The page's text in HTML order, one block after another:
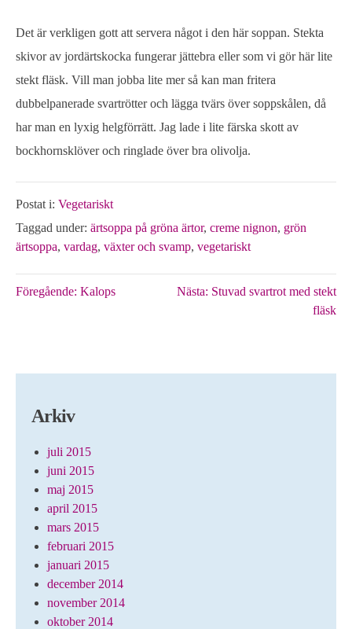
Det är verkligen gott att servera något i den här soppan. Stekta
skivor av jordärtskocka fungerar jättebra eller som vi gör här lite
stekt fläsk. Vill man jobba lite mer så kan man fritera
dubbelpanerade svartrötter och lägga tvärs över soppskålen, då
har man en lyxig helgförrätt. Jag lade i lite färska skott av
bockhornsklöver och ringlade över bra olivolja.
Postat i: Vegetariskt
Taggad under: ärtsoppa på gröna ärtor, creme nignon, grön
ärtsoppa, vardag, växter och svamp, vegetariskt
Inläggsnavigering
Föregående: Kalops Nästa: Stuvad svartrot med stekt
fläsk
Arkiv
juli 2015
juni 2015
maj 2015
april 2015
mars 2015
februari 2015
januari 2015
december 2014
november 2014
oktober 2014